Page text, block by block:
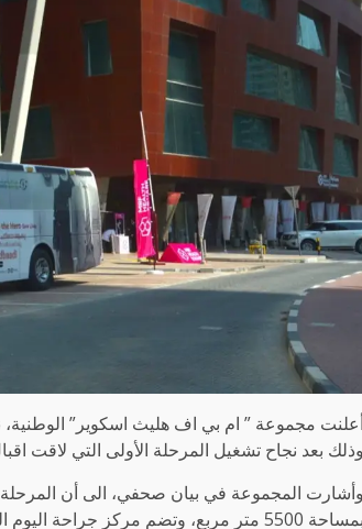
مجموعة ” ام بي اف هليث اسكوير” الوطنية،
وذلك بعد نجاح تشغيل المرحلة الأولى التي لاقت
وأشارت المجموعة في بيان صحفي، الى أن
بمساحة 5500 متر مربع، وتضم مركز